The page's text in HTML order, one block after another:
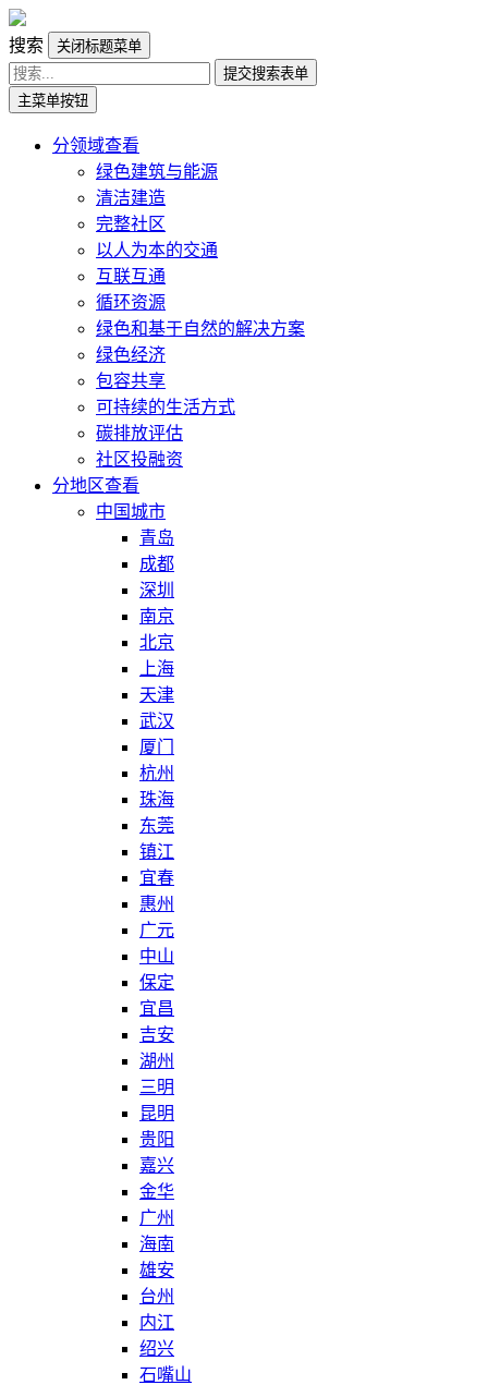
搜索
关闭标题菜单
提交搜索表单
主菜单按钮
分领域查看
绿色建筑与能源
清洁建造
完整社区
以人为本的交通
互联互通
循环资源
绿色和基于自然的解决方案
绿色经济
包容共享
可持续的生活方式
碳排放评估
社区投融资
分地区查看
中国城市
青岛
成都
深圳
南京
北京
上海
天津
武汉
厦门
杭州
珠海
东莞
镇江
宜春
惠州
广元
中山
保定
宜昌
吉安
湖州
三明
昆明
贵阳
嘉兴
金华
广州
海南
雄安
台州
内江
绍兴
石嘴山